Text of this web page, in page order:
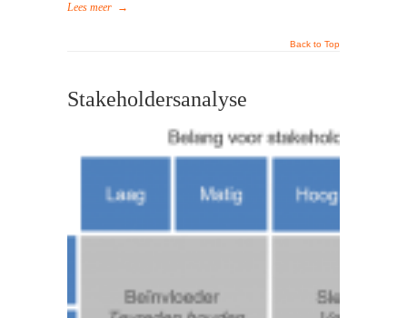
Lees meer →
Back to Top
Stakeholdersanalyse